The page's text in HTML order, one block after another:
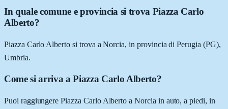
In quale comune e provincia si trova Piazza Carlo
Alberto?
Piazza Carlo Alberto si trova a Norcia, in provincia di Perugia (PG),
Umbria.
Come si arriva a Piazza Carlo Alberto?
Puoi raggiungere Piazza Carlo Alberto a Norcia in auto, a piedi, in